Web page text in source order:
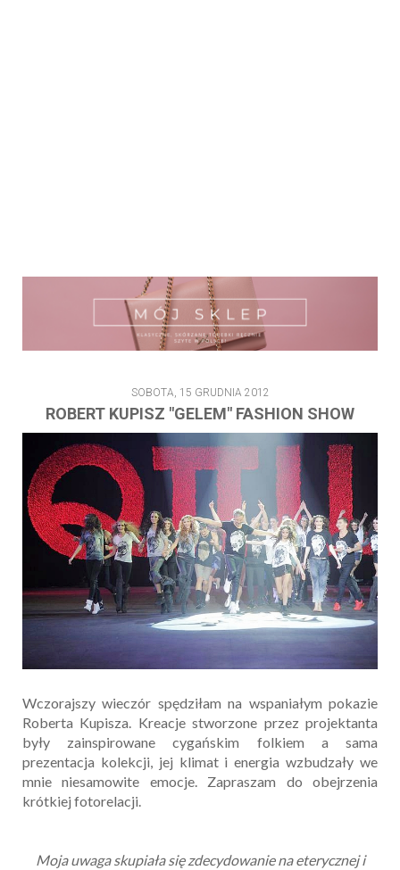
SOBOTA, 15 GRUDNIA 2012
ROBERT KUPISZ "GELEM" FASHION SHOW
Wczorajszy wieczór spędziłam na wspaniałym pokazie
Roberta Kupisza. Kreacje stworzone przez projektanta
były zainspirowane cygańskim folkiem a sama
prezentacja kolekcji, jej klimat i energia wzbudzały we
mnie niesamowite emocje. Zapraszam do obejrzenia
krótkiej fotorelacji.
Moja uwaga skupiała się zdecydowanie na eterycznej i